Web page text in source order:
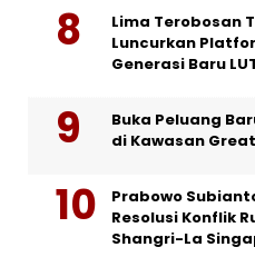
Lima Terobosan
Luncurkan
Generasi Baru
Buka Peluang
di Kawasan
Prabowo
Resolusi Konflik
Shangri-La